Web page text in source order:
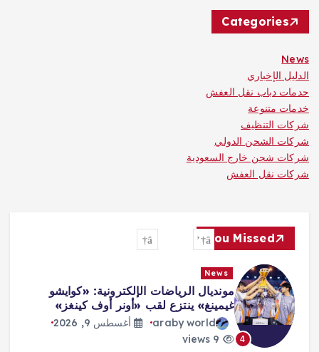
Categories
News
الدليل الإخباري
حدمات دباب نقل العفش
خدمات متنوعة
شركات التنظيف
شركات الشحن الدولي
شركات شحن خارج السعودية
شركات نقل العفش
You Missed
4
News
مونديال الرياضات الإلكترونية: «كوايشو
غيمينغ» ينتزع لقب «أونر أوف كينغز»
araby world
أغسطس 9, 2026